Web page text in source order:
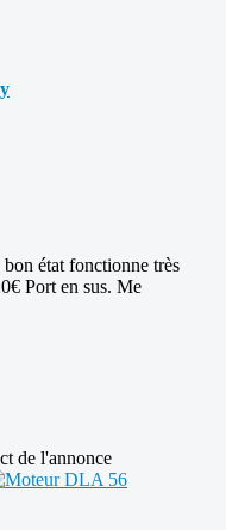
état fonctionne très
Port en sus. Me
de l'annonce